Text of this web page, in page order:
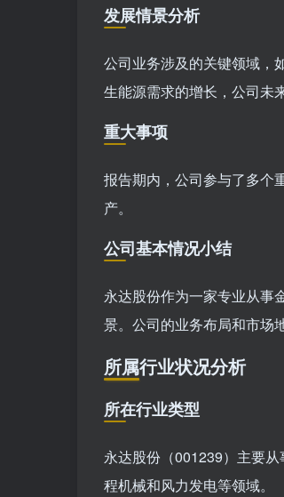
发展情景分析
公司业务涉及的关键领域，
生能源需求的增长，公司未
重大事项
报告期内，公司参与了多个
产。
公司基本情况小结
永达股份作为一家专业从事
景。公司的业务布局和市场
所属行业状况分析
所在行业类型
永达股份（001239）主要
程机械和风力发电等领域。